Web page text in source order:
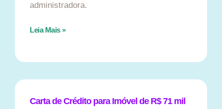
administradora.
Leia Mais »
Carta de Crédito para Imóvel de R$ 71 mil